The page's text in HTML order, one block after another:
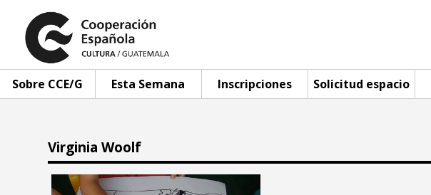
Sobre CCE/G Esta Semana Inscripciones Solicitud espacio
Virginia Woolf